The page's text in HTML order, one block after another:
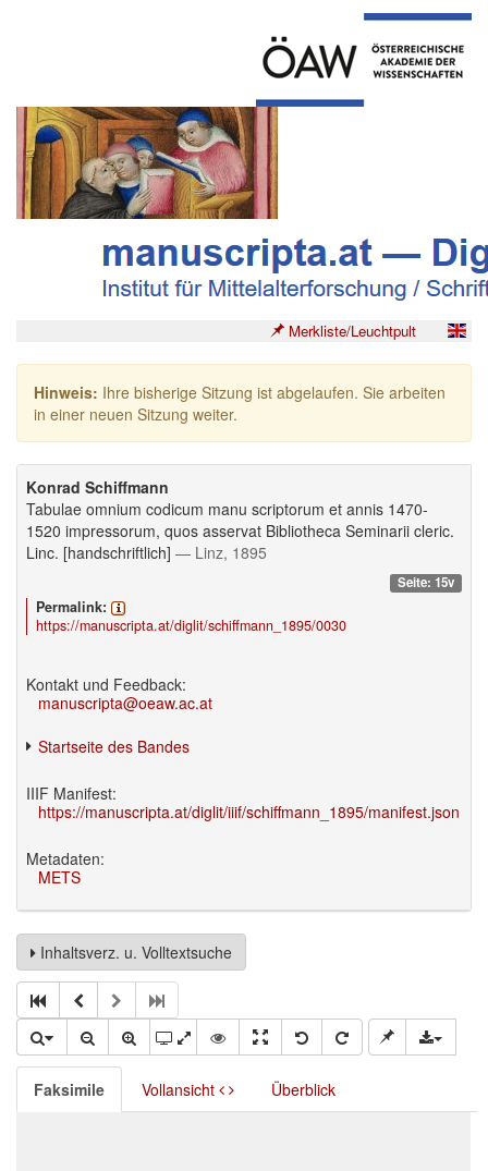
Merkliste/Leuchtpult
Hinweis: Ihre bisherige Sitzung ist abgelaufen. Sie arbeiten
in einer neuen Sitzung weiter.
Konrad Schiffmann
Tabulae omnium codicum manu scriptorum et annis 1470-
1520 impressorum, quos asservat Bibliotheca Seminarii cleric.
Linc. [handschriftlich] — Linz, 1895
Seite: 15v
Permalink:
https://manuscripta.at/diglit/schiffmann_1895/0030
Kontakt und Feedback:
manuscripta@oeaw.ac.at
Startseite des Bandes
IIIF Manifest:
https://manuscripta.at/diglit/iiif/schiffmann_1895/manifest.json
Metadaten:
METS
Inhaltsverz. u. Volltextsuche
Faksimile Vollansicht Überblick